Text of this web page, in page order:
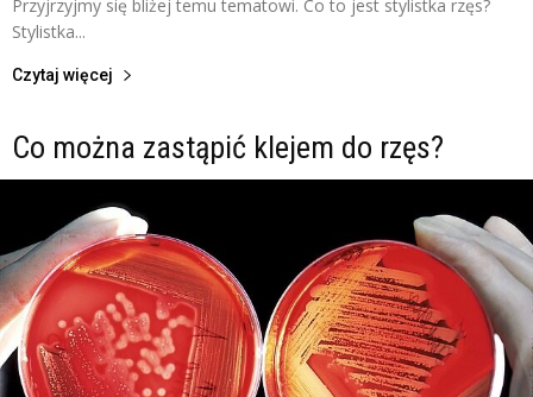
Przyjrzyjmy się bliżej temu tematowi. Co to jest stylistka rzęs?
Stylistka...
Czytaj więcej
Co można zastąpić klejem do rzęs?